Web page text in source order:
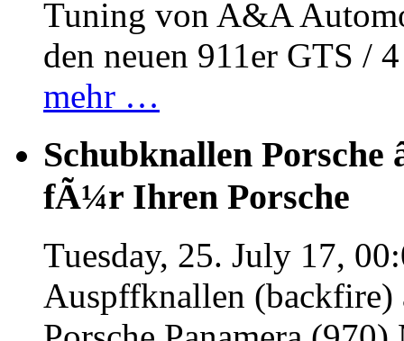
Tuning von A&A
den neuen 911er GTS /
mehr …
Schubknallen Porsche
fÃ¼r Ihren Porsche
Tuesday, 25. July 17,
Auspffknallen